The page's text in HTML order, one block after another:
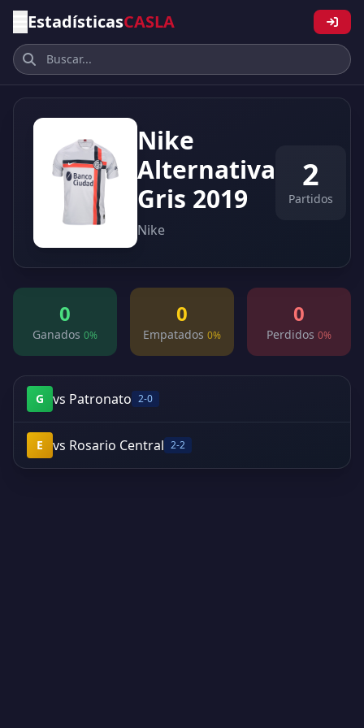
EstadísticasCASLA
Nike
Alternativa
Gris 2019
Nike
2
Partidos
0
Ganados 0%
0
Empatados 0%
0
Perdidos 0%
G vs Patronato 2-0
E vs Rosario Central 2-2